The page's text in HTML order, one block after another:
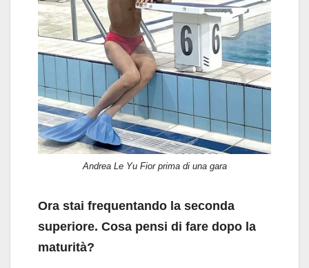
Andrea Le Yu Fior prima di una gara
Ora stai frequentando la seconda
superiore. Cosa pensi di fare dopo la
maturità?